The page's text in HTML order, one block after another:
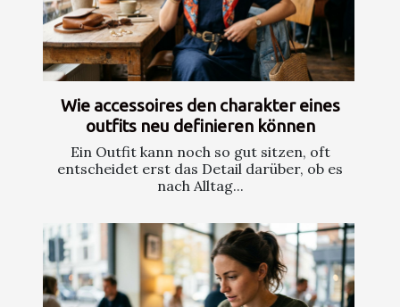
Wie accessoires den charakter eines
outfits neu definieren können
Ein Outfit kann noch so gut sitzen, oft
entscheidet erst das Detail darüber, ob es
nach Alltag...